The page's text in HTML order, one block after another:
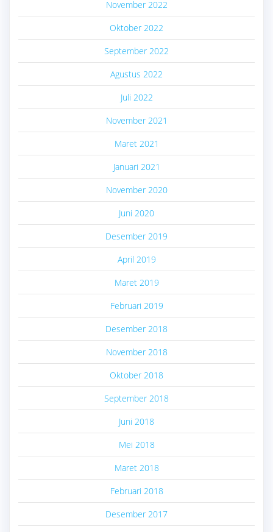
November 2022
Oktober 2022
September 2022
Agustus 2022
Juli 2022
November 2021
Maret 2021
Januari 2021
November 2020
Juni 2020
Desember 2019
April 2019
Maret 2019
Februari 2019
Desember 2018
November 2018
Oktober 2018
September 2018
Juni 2018
Mei 2018
Maret 2018
Februari 2018
Desember 2017